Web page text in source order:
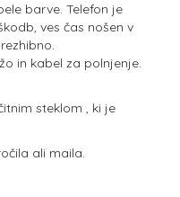
barve. Telefon je
ves čas nošen v
in kabel za polnjenje.
steklom , ki je
ali maila.